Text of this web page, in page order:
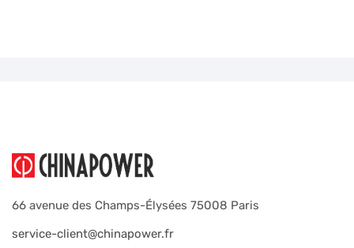
66 avenue des Champs-Élysées 75008 Paris
service-client@chinapower.fr